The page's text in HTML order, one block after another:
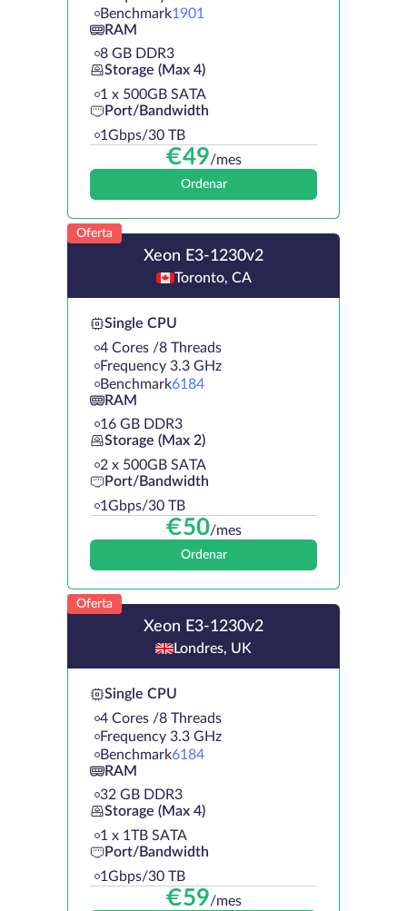
Benchmark1901
RAM
8 GB DDR3
Storage (Max 4)
1 х 500GB SATA
Port/Bandwidth
1Gbps/30 TB
€49/mes
Ordenar
Oferta
Xeon E3-1230v2
Toronto, CA
Single CPU
4 Cores /8 Threads
Frequency 3.3 GHz
Benchmark6184
RAM
16 GB DDR3
Storage (Max 2)
2 х 500GB SATA
Port/Bandwidth
1Gbps/30 TB
€50/mes
Ordenar
Oferta
Xeon E3-1230v2
Londres, UK
Single CPU
4 Cores /8 Threads
Frequency 3.3 GHz
Benchmark6184
RAM
32 GB DDR3
Storage (Max 4)
1 х 1TB SATA
Port/Bandwidth
1Gbps/30 TB
€59/mes